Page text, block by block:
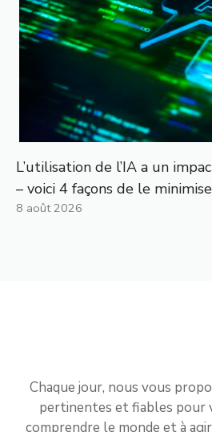
L’utilisation de l’IA a un
– voici 4 façons de le
8 août 2026
Chaque jour, nous vous
pertinentes et fiables pour
comprendre le monde et à